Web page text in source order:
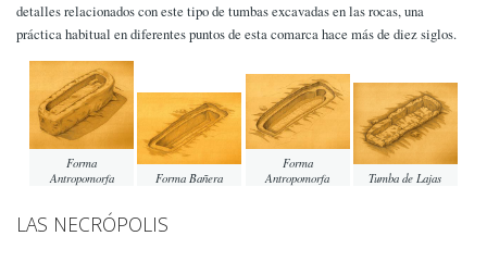
detalles relacionados con este tipo de tumbas excavadas en las rocas, una
práctica habitual en diferentes puntos de esta comarca hace más de diez siglos.
Forma
Antropomorfa
Forma Bañera
Forma
Antropomorfa
Tumba de Lajas
LAS NECRÓPOLIS